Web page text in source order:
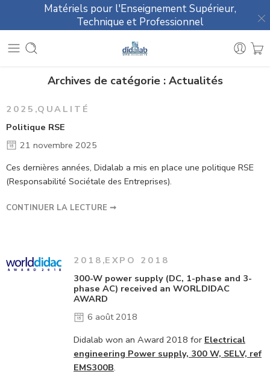
Matériels pour l'Enseignement Supérieur,
Technique et Professionnel
Archives de catégorie : Actualités
2025 ,QUALITÉ
Politique RSE
21 novembre 2025
Ces dernières années, Didalab a mis en place une politique RSE
(Responsabilité Sociétale des Entreprises).
CONTINUER LA LECTURE ➞
2018 ,EXPO 2018
300-W power supply (DC, 1-phase and 3-
phase AC) received an WORLDIDAC
AWARD
6 août 2018
Didalab won an Award 2018 for Electrical
engineering Power supply, 300 W, SELV, ref
EMS300B.